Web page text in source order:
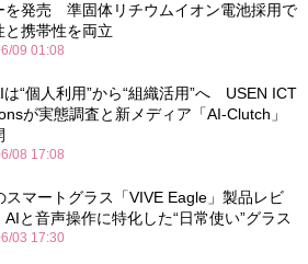
を発売 準固体リチウムイオン電池採用で
と携帯性を両立
09 01:08
は“個人利用”から“組織活用”へ USEN ICT
が実態調査と新メディア「AI-Clutch」
08 17:08
スマートグラス「VIVE Eagle」製品レビ
と音声操作に特化した“日常使い”グラス
03 17:30